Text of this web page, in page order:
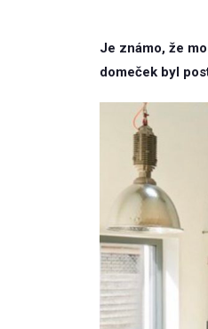
Je známo, že
domeček byl